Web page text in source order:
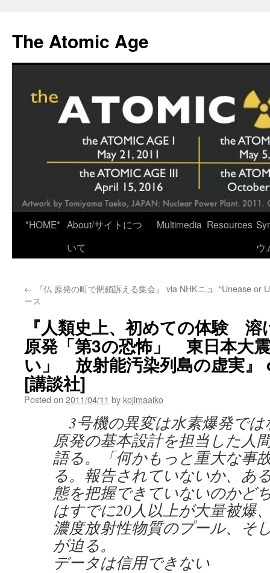
content
The Atomic Age
*HOME* About/サイトにつ
いて
Multimedia Resources
ウ
← 『仏 原発の町で閉鎖訴える集会』 via NHKニュ
ース
“Unease or
『人類史上、初めての体験 溶
原発「第3の恐怖」 東日本大
い」 放射能汚染列島の虚実』
[講談社]
Posted on 2011/04/11 by kojimaaiko
3号機の異変は水素爆発では
原発の基本設計を担当した人
語る。「何かもっと重大な事
る。報告されていないか、あ
態を把握できていないのかど
はすでに20人以上が大量被爆
濃度放射性物質のプール、そ
が迫る。
データは信用できない